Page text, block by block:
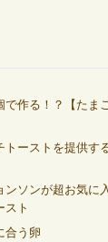
で作る！？【たま
トーストを提供す
ンソンが超お気に
スト
合う卵